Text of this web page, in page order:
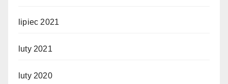
lipiec 2021
luty 2021
luty 2020